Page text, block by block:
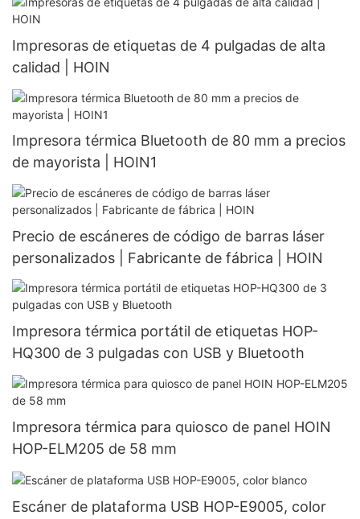
Impresoras de etiquetas de 4 pulgadas de alta
calidad | HOIN
Impresora térmica Bluetooth de 80 mm a precios
de mayorista | HOIN1
Precio de escáneres de código de barras láser
personalizados | Fabricante de fábrica | HOIN
Impresora térmica portátil de etiquetas HOP-
HQ300 de 3 pulgadas con USB y Bluetooth
Impresora térmica para quiosco de panel HOIN
HOP-ELM205 de 58 mm
Escáner de plataforma USB HOP-E9005, color